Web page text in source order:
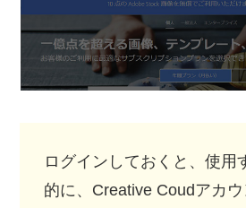
ログインしておくと、使用
的に、Creative Coudアカ